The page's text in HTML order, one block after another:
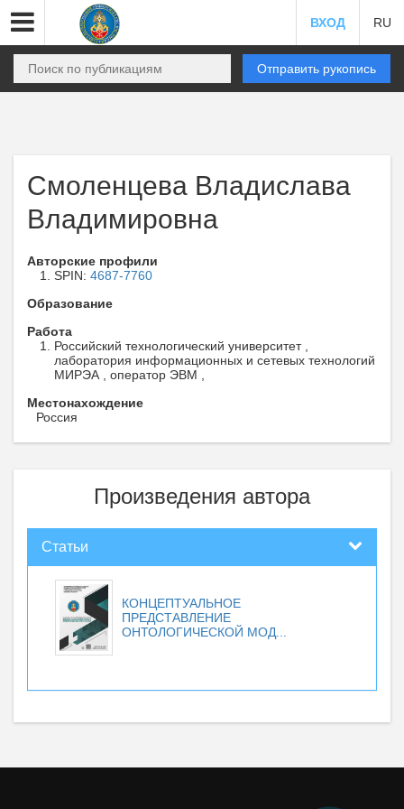
ВХОД RU
Отправить рукопись
Смоленцева Владислава
Владимировна
Авторские профили
SPIN: 4687-7760
Образование
Работа
Российский технологический университет ,
лаборатория информационных и сетевых технологий
МИРЭА , оператор ЭВМ ,
Местонахождение
Россия
Произведения автора
Статьи
КОНЦЕПТУАЛЬНОЕ
ПРЕДСТАВЛЕНИЕ
ОНТОЛОГИЧЕСКОЙ МОД...